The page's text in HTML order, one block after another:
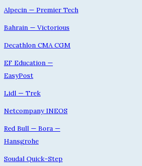
Alpecin — Premier Tech
Bahrain — Victorious
Decathlon CMA CGM
EF Education —
EasyPost
Lidl — Trek
Netcompany INEOS
Red Bull — Bora —
Hansgrohe
Soudal Quick-Step